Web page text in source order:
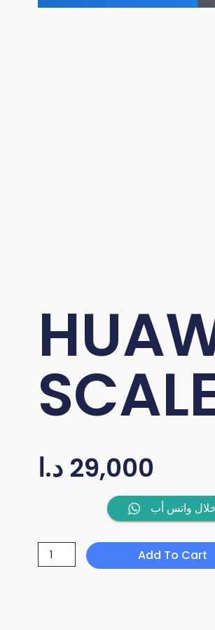
29,000 د.ا
واتس أب
3
quantity
Add To Cart